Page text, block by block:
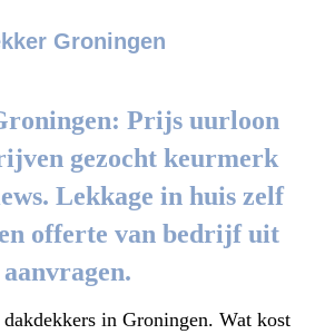
Groningen
Prijs uurloon
gezocht keurmerk
Lekkage in huis zelf
offerte van bedrijf uit
in Groningen. Wat kost